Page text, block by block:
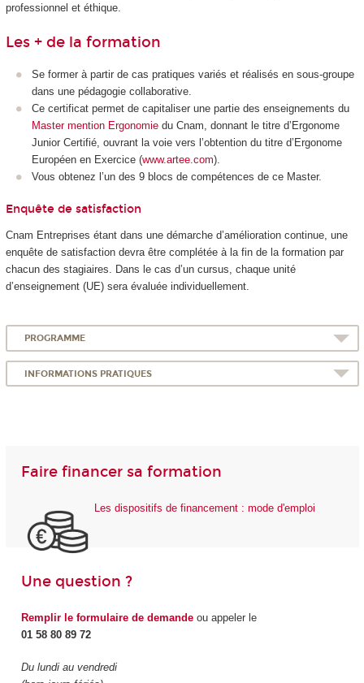
professionnel et éthique.
Les + de la formation
Se former à partir de cas pratiques variés et réalisés en sous-groupe
dans une pédagogie collaborative.
Ce certificat permet de capitaliser une partie des enseignements du
Master mention Ergonomie du Cnam, donnant le titre d’Ergonome
Junior Certifié, ouvrant la voie vers l’obtention du titre d’Ergonome
Européen en Exercice (www.artee.com).
Vous obtenez l’un des 9 blocs de compétences de ce Master.
Enquête de satisfaction
Cnam Entreprises étant dans une démarche d’amélioration continue, une
enquête de satisfaction devra être complétée à la fin de la formation par
chacun des stagiaires. Dans le cas d’un cursus, chaque unité
d’enseignement (UE) sera évaluée individuellement.
PROGRAMME
INFORMATIONS PRATIQUES
Faire financer sa formation
Les dispositifs de financement : mode d'emploi
Une question ?
Remplir le formulaire de demandeou appeler le
01 58 80 89 72
Du lundi au vendredi